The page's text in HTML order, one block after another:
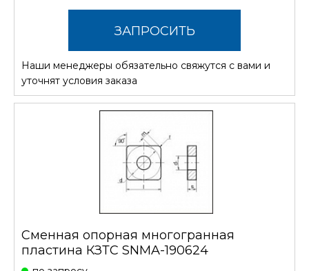
ЗАПРОСИТЬ
СТОИМОСТЬ
Наши менеджеры обязательно свяжутся с вами и
уточнят условия заказа
Сменная опорная многогранная
пластина КЗТС SNMA-190624